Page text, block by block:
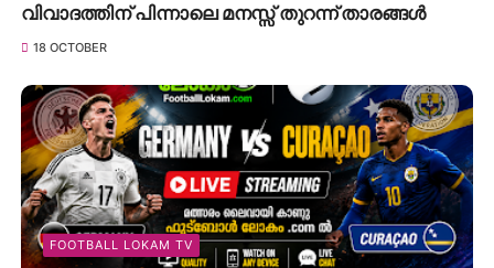
വിവാദത്തിന് പിന്നാലെ മനസ്സ് തുറന്ന് താരങ്ങൾ
18 OCTOBER
FOOTBALL LOKAM TV